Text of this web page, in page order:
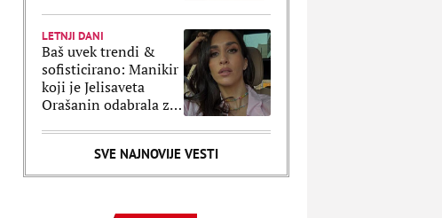
LETNJI DANI
Baš uvek trendi &
sofisticirano: Manikir
koji je Jelisaveta
Orašanin odabrala za
klasika na delu
SVE NAJNOVIJE VESTI